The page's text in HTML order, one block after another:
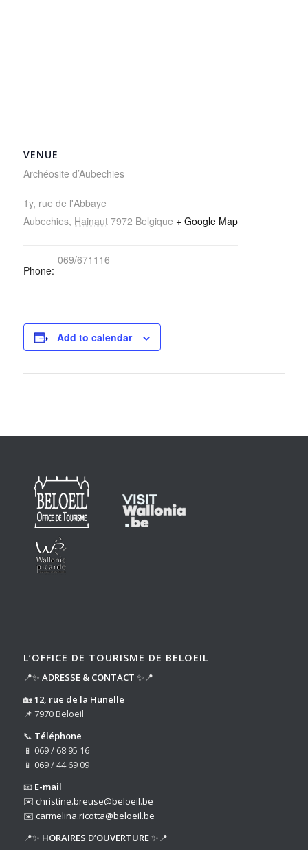
VENUE
Archéosite d’Aubechies
1y, rue de l'Abbaye
Aubechies, Hainaut 7972 Belgique + Google Map
Phone:
069/671116
Add to calendar
L’OFFICE DE TOURISME DE BELOEIL
📍✨ ADRESSE & CONTACT ✨📍
🏡12, rue de la Hunelle
📌 7970 Beloeil
📞 Téléphone
📱 069 / 68 95 16
📱 069 / 44 69 09
📧 E-mail
✉️ christine.breuse@beloeil.be
✉️ carmelina.ricotta@beloeil.be
📍✨ HORAIRES D’OUVERTURE✨📍